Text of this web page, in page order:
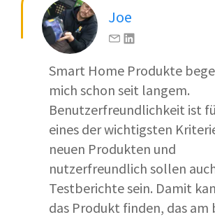
Joe
Smart Home Produkte
mich schon seit langem.
Benutzerfreundlichkeit ist
eines der wichtigsten
neuen Produkten und
nutzerfreundlich sollen
Testberichte sein. Damit
das Produkt finden, das am